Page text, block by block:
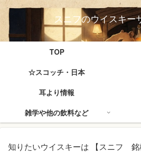
スニフのウイスキー
TOP
☆スコッチ・日本
耳より情報
雑学や他の飲料など
知りたいウイスキーは 【スニフ 銘